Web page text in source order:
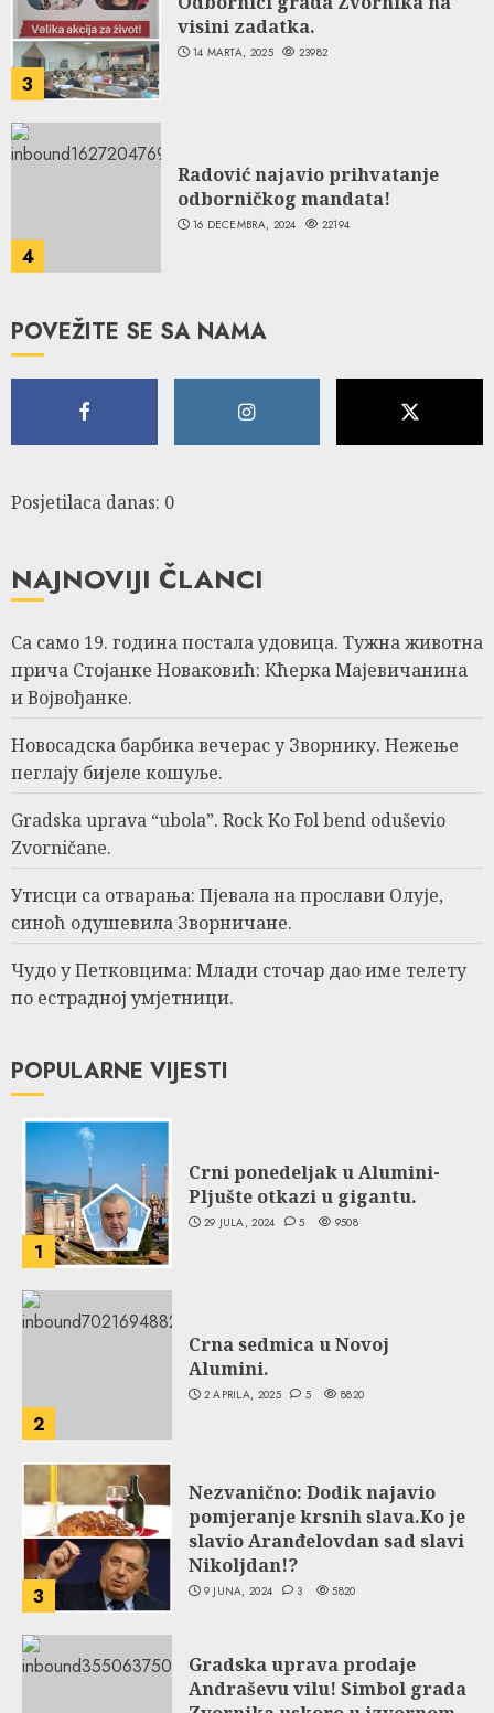
3
visini zadatka.
14 MARTA, 2025 23982
4
Radović najavio prihvatanje
odborničkog mandata!
16 DECEMBRA, 2024 22194
POVEŽITE SE SA NAMA
Posjetilaca danas: 0
NAJNOVIJI ČLANCI
Са само 19. година постала удовица. Тужна животна
прича Стојанке Новаковић: Кћерка Мајевичанина
и Војвођанке.
Новосадска барбика вечерас у Зворнику. Нежење
пеглају бијеле кошуље.
Gradska uprava “ubola”. Rock Ko Fol bend oduševio
Zvorničane.
Утисци са отварања: Пјевала на прослави Олује,
синоћ одушевила Зворничане.
Чудо у Петковцима: Млади сточар дао име телету
по естрадној умјетници.
POPULARNE VIJESTI
1
Crni ponedeljak u Alumini-
Pljušte otkazi u gigantu.
29 JULA, 2024 5 9508
2
Crna sedmica u Novoj
Alumini.
2 APRILA, 2025 5 8820
3
Nezvanično: Dodik najavio
pomjeranje krsnih slava.Ko je
slavio Aranđelovdan sad slavi
Nikoljdan!?
9 JUNA, 2024 3 5820
Gradska uprava prodaje
Andraševu vilu! Simbol grada